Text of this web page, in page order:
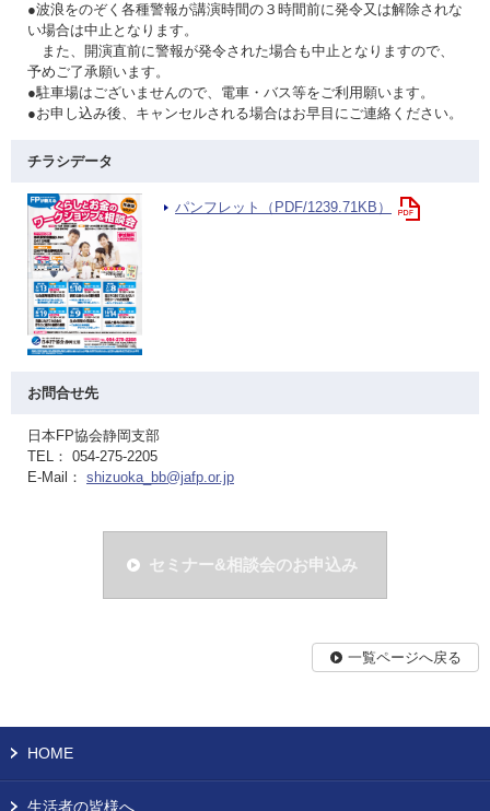
●波浪をのぞく各種警報が講演時間の３時間前に発令又は解除されな
い場合は中止となります。
また、開演直前に警報が発令された場合も中止となりますので、
予めご了承願います。
●駐車場はございませんので、電車・バス等をご利用願います。
●お申し込み後、キャンセルされる場合はお早目にご連絡ください。
チラシデータ
パンフレット（PDF/1239.71KB）
お問合せ先
日本FP協会静岡支部
TEL： 054-275-2205
E-Mail： shizuoka_bb@jafp.or.jp
セミナー&相談会のお申込み
一覧ページへ戻る
HOME
生活者の皆様へ